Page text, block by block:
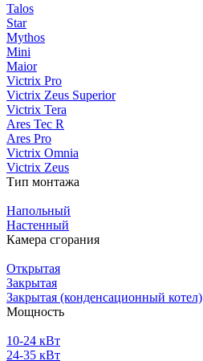
Talos
Star
Mythos
Mini
Maior
Victrix Pro
Victrix Zeus Superior
Victrix Tera
Ares Tec R
Ares Pro
Victrix Omnia
Victrix Zeus
Тип монтажа
Напольный
Настенный
Камера сгорания
Открытая
Закрытая
Закрытая (конденсационный котел)
Мощность
10-24 кВт
24-35 кВт